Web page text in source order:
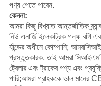
পণ্য পেতে পারেন.
কেননা:
আমরা কিছু বিখ্যাত আন্তর্জাতিক
নিউ এনার্জি ইলেকট্রিক গল্ফ বগি
র্যান্ডের অধীনে কোম্পানি; আমরা
প্রস্তুতকারক, তাই আমরা
ট্রেলার এবং ট্রাকের পণ্য এবং
পারি;আমরা গ্রাহককে ভাল মানের